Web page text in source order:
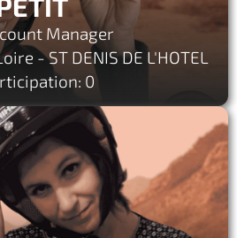
Manager
- ST DENIS DE L'HOTEL
0